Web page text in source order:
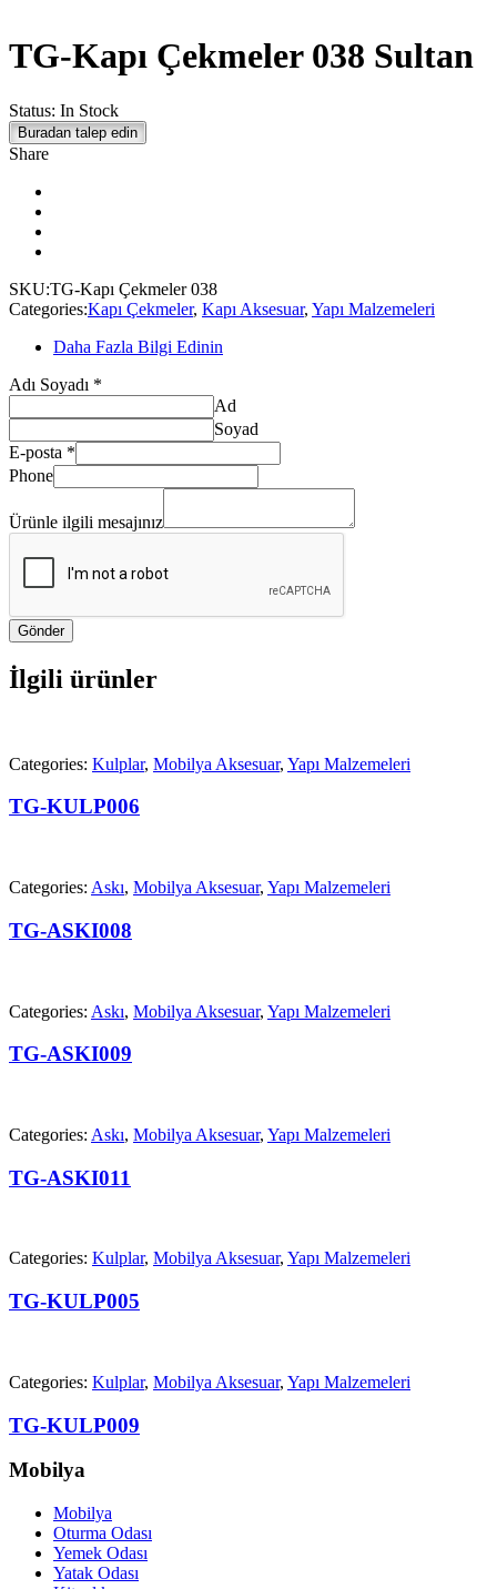
TG-Kapı Çekmeler 038 Sultan
Status: In Stock
Buradan talep edin
Share
SKU:TG-Kapı Çekmeler 038
Categories:Kapı Çekmeler, Kapı Aksesuar, Yapı Malzemeleri
Daha Fazla Bilgi Edinin
Adı Soyadı *
Ad
Soyad
E-posta *
Phone
posta
Ürünle
ilgili
Ürünle ilgili mesajınız
Gönder
İlgili ürünler
Categories: Kulplar, Mobilya Aksesuar, Yapı Malzemeleri
TG-KULP006
Categories: Askı, Mobilya Aksesuar, Yapı Malzemeleri
TG-ASKI008
Categories: Askı, Mobilya Aksesuar, Yapı Malzemeleri
TG-ASKI009
Categories: Askı, Mobilya Aksesuar, Yapı Malzemeleri
TG-ASKI011
Categories: Kulplar, Mobilya Aksesuar, Yapı Malzemeleri
TG-KULP005
Categories: Kulplar, Mobilya Aksesuar, Yapı Malzemeleri
TG-KULP009
Mobilya
Mobilya
Oturma Odası
Yemek Odası
Yatak Odası